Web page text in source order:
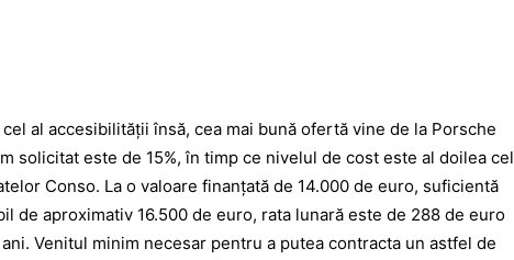
al accesibilității însă, cea mai bună ofertă vine de la Porsche
solicitat este de 15%, în timp ce nivelul de cost este al doilea cel
Conso. La o valoare finanțată de 14.000 de euro, suficientă
de aproximativ 16.500 de euro, rata lunară este de 288 de euro
Venitul minim necesar pentru a putea contracta un astfel de